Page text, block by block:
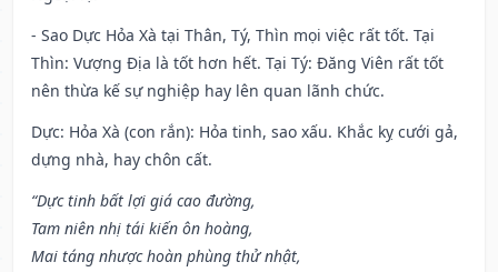
- Sao Dực Hỏa Xà tại Thân, Tý, Thìn mọi việc rất tốt. Tại
Thìn: Vượng Địa là tốt hơn hết. Tại Tý: Đăng Viên rất tốt
nên thừa kế sự nghiệp hay lên quan lãnh chức.
Dực: Hỏa Xà (con rắn): Hỏa tinh, sao xấu. Khắc kỵ cưới gả,
dựng nhà, hay chôn cất.
“Dực tinh bất lợi giá cao đường,
Tam niên nhị tái kiến ôn hoàng,
Mai táng nhược hoàn phùng thử nhật,